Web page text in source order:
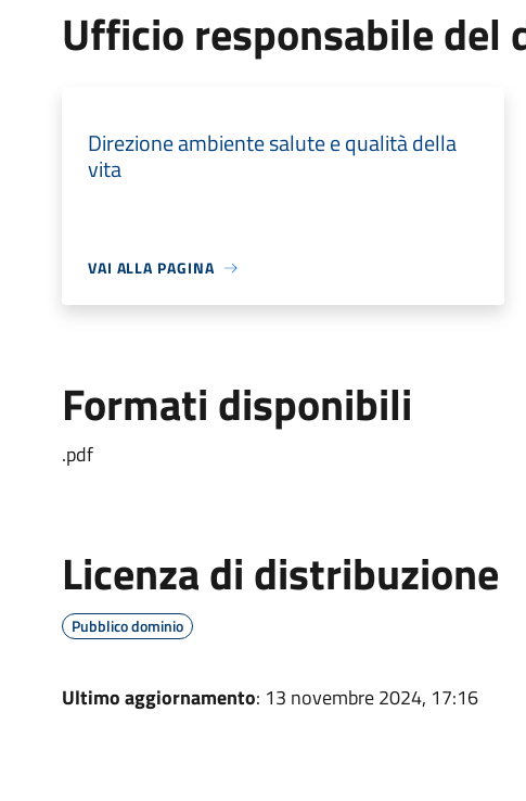
Ufficio responsabile del
Direzione ambiente salute e qualità della
vita
VAI ALLA PAGINA
Formati disponibili
.pdf
Licenza di distribuzione
Pubblico dominio
Ultimo aggiornamento: 13 novembre 2024, 17:16